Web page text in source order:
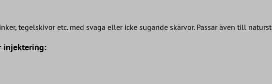
tegelskivor etc. med svaga eller icke sugande skärvor. Passar även till
injektering: